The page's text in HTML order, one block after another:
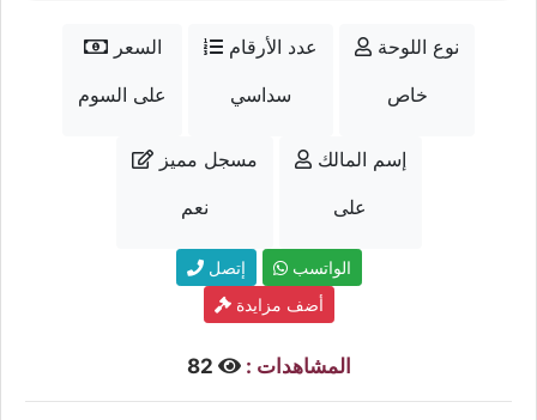
السعر
على السوم
عدد الأرقام
سداسي
نوع اللوحة
خاص
مسجل مميز
نعم
إسم المالك
على
إتصل
الواتسب
أضف مزايدة
المشاهدات :